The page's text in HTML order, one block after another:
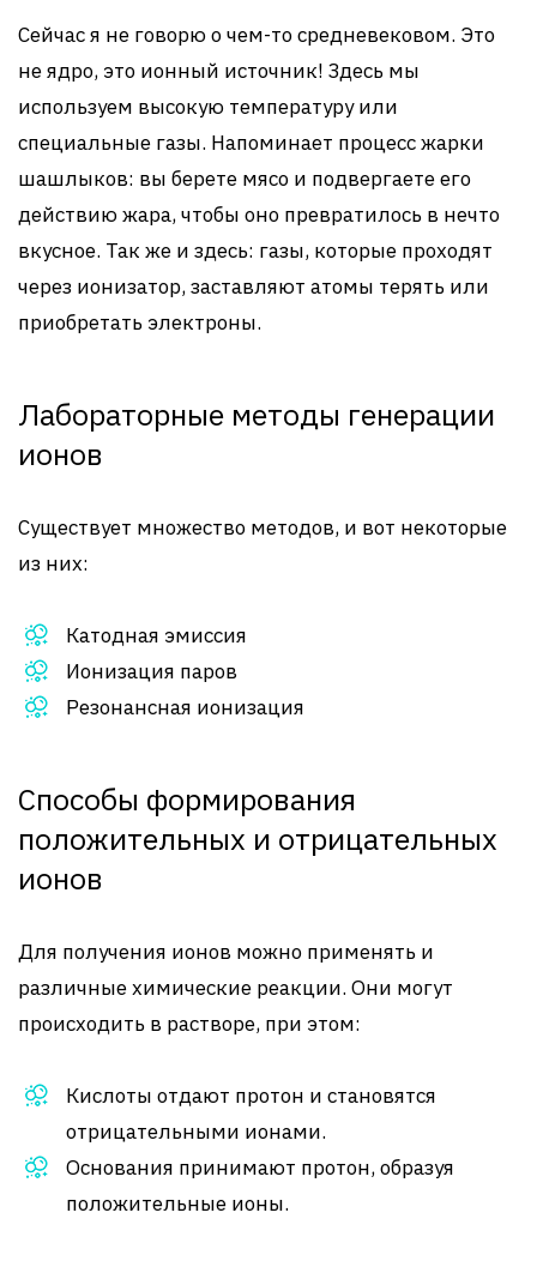
Сейчас я не говорю о чем-то средневековом. Это
не ядро, это ионный источник! Здесь мы
используем высокую температуру или
специальные газы. Напоминает процесс жарки
шашлыков: вы берете мясо и подвергаете его
действию жара, чтобы оно превратилось в нечто
вкусное. Так же и здесь: газы, которые проходят
через ионизатор, заставляют атомы терять или
приобретать электроны.
Лабораторные методы генерации
ионов
Существует множество методов, и вот некоторые
из них:
Катодная эмиссия
Ионизация паров
Резонансная ионизация
Способы формирования
положительных и отрицательных
ионов
Для получения ионов можно применять и
различные химические реакции. Они могут
происходить в растворе, при этом:
Кислоты отдают протон и становятся
отрицательными ионами.
Основания принимают протон, образуя
положительные ионы.